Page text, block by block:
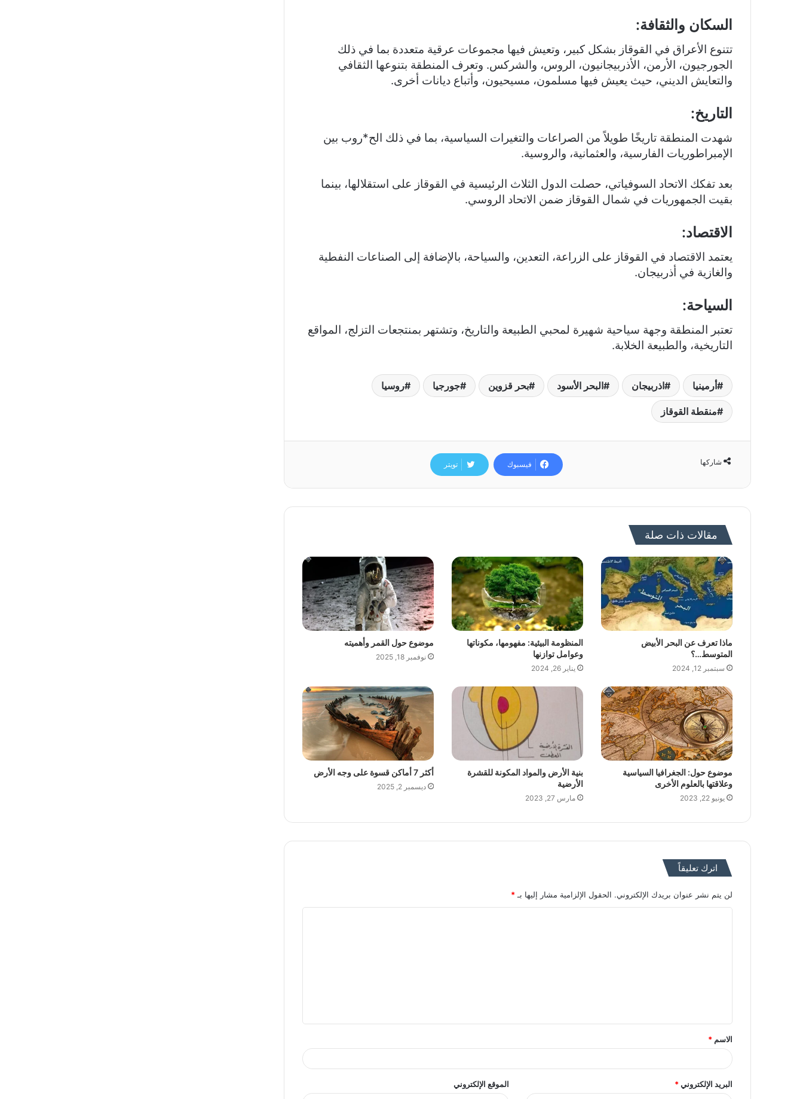
السكان والثقافة:
تتنوع الأعراق في القوقاز بشكل كبير، وتعيش فيها مجموعات عرقية متعددة بما في ذلك
الجورجيون، الأرمن، الأذربيجانيون، الروس، والشركس. وتعرف المنطقة بتنوعها الثقافي
والتعايش الديني، حيث يعيش فيها مسلمون، مسيحيون، وأتباع ديانات أخرى.
التاريخ:
شهدت المنطقة تاريخًا طويلاً من الصراعات والتغيرات السياسية، بما في ذلك الح*روب بين
الإمبراطوريات الفارسية، والعثمانية، والروسية.
بعد تفكك الاتحاد السوفياتي، حصلت الدول الثلاث الرئيسية في القوقاز على استقلالها، بينما
بقيت الجمهوريات في شمال القوقاز ضمن الاتحاد الروسي.
الاقتصاد:
يعتمد الاقتصاد في القوقاز على الزراعة، التعدين، والسياحة، بالإضافة إلى الصناعات النفطية
والغازية في أذربيجان.
السياحة:
تعتبر المنطقة وجهة سياحية شهيرة لمحبي الطبيعة والتاريخ، وتشتهر بمنتجعات التزلج، المواقع
التاريخية، والطبيعة الخلابة.
أرمينيا اذربيجان البحر الأسود بحر قزوين جورجيا روسيا
منقطة القوقاز
شاركها فيسبوك تويتر
مقالات ذات صلة
ماذا تعرف عن البحر الأبيض
المتوسط…؟
سبتمبر 12, 2024
المنظومة البيئية: مفهومها، مكوناتها
وعوامل توازنها
يناير 26, 2024
موضوع حول القمر وأهميته
نوفمبر 18, 2025
موضوع حول: الجغرافيا السياسية
وعلاقتها بالعلوم الأخرى
يونيو 22, 2023
بنية الأرض والمواد المكونة للقشرة
الأرضية
مارس 27, 2023
أكثر 7 أماكن قسوة على وجه الأرض
ديسمبر 2, 2025
اترك تعليقاً
لن يتم نشر عنوان بريدك الإلكتروني. الحقول الإلزامية مشار إليها بـ*
ق
*
الاسم *
البريد الإلكتروني* الموقع الإلكتروني